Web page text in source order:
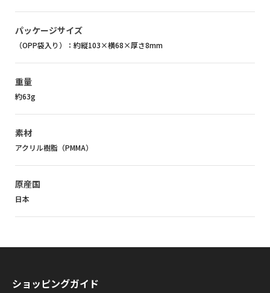
パッケージサイズ
（OPP袋入り）：約縦103×横68×厚さ8mm
重量
約63g
素材
アクリル樹脂（PMMA）
原産国
日本
ショッピングガイド